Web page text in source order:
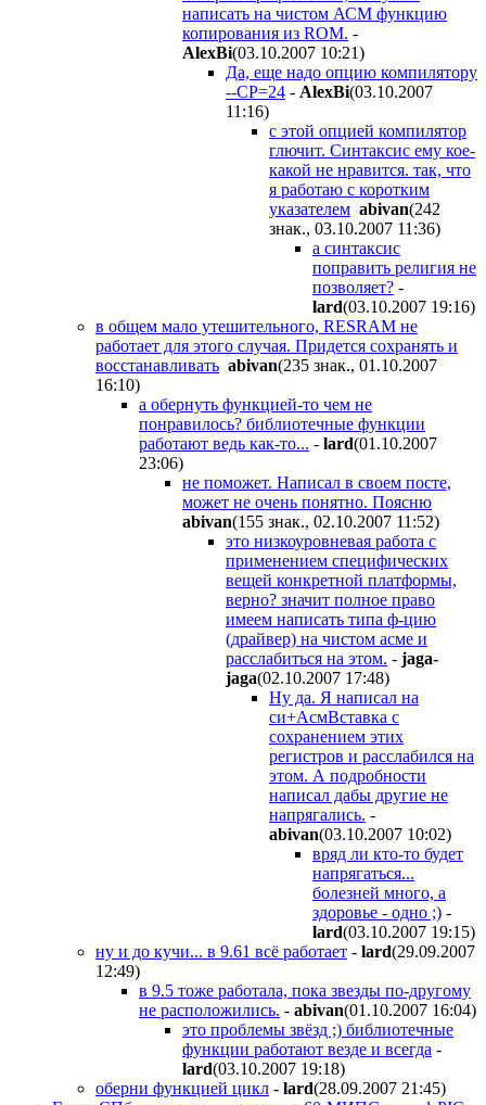
написать на чистом АСМ функцию
копирования из ROM. -
AlexBi(03.10.2007 10:21)
Да, еще надо опцию компилятору
--CP=24 - AlexBi(03.10.2007
11:16)
с этой опцией компилятор
глючит. Синтаксис ему кое-
какой не нравится. так, что
я работаю с коротким
указателем abivan(242
знак., 03.10.2007 11:36)
а синтаксис
поправить религия не
позволяет? -
lard(03.10.2007 19:16)
в общем мало утешительного, RESRAM не
работает для этого случая. Придется сохранять и
восстанавливать abivan(235 знак., 01.10.2007
16:10)
а обернуть функцией-то чем не
понравилось? библиотечные функции
работают ведь как-то... - lard(01.10.2007
23:06)
не поможет. Написал в своем посте,
может не очень понятно. Поясню
abivan(155 знак., 02.10.2007 11:52)
это низкоуровневая работа с
применением специфических
вещей конкретной платформы,
верно? значит полное право
имеем написать типа ф-цию
(драйвер) на чистом асме и
расслабиться на этом. - jaga-
jaga(02.10.2007 17:48)
Ну да. Я написал на
си+АсмВставка с
сохранением этих
регистров и расслабился на
этом. А подробности
написал дабы другие не
напрягались. -
abivan(03.10.2007 10:02)
вряд ли кто-то будет
напрягаться...
болезней много, а
здоровье - одно ;) -
lard(03.10.2007 19:15)
ну и до кучи... в 9.61 всё работает - lard(29.09.2007
12:49)
в 9.5 тоже работала, пока звезды по-другому
не расположились. - abivan(01.10.2007 16:04)
это проблемы звёзд ;) библиотечные
функции работают везде и всегда -
lard(03.10.2007 19:18)
оберни функцией цикл - lard(28.09.2007 21:45)